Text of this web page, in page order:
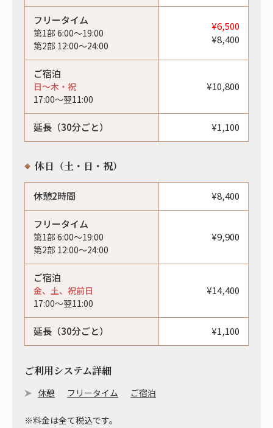
フリータイム
第1部 6:00〜19:00
第2部 12:00〜24:00
¥6,500
¥8,400
ご宿泊
日〜木・祝
17:00〜翌11:00
¥10,800
延長（30分ごと） ¥1,100
休日（土・日・祝）
休憩2時間 ¥8,400
フリータイム
第1部 6:00〜19:00
第2部 12:00〜24:00
¥9,900
ご宿泊
金、土、祝前日
17:00〜翌11:00
¥14,400
延長（30分ごと） ¥1,100
ご利用システム詳細
休憩 フリータイム ご宿泊
※料金は全て税込です。